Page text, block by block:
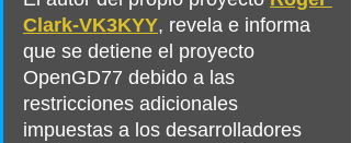
Clark-VK3KYY, revela e informa
que se detiene el proyecto
OpenGD77 debido a las
restricciones adicionales
impuestas a los desarrolladores